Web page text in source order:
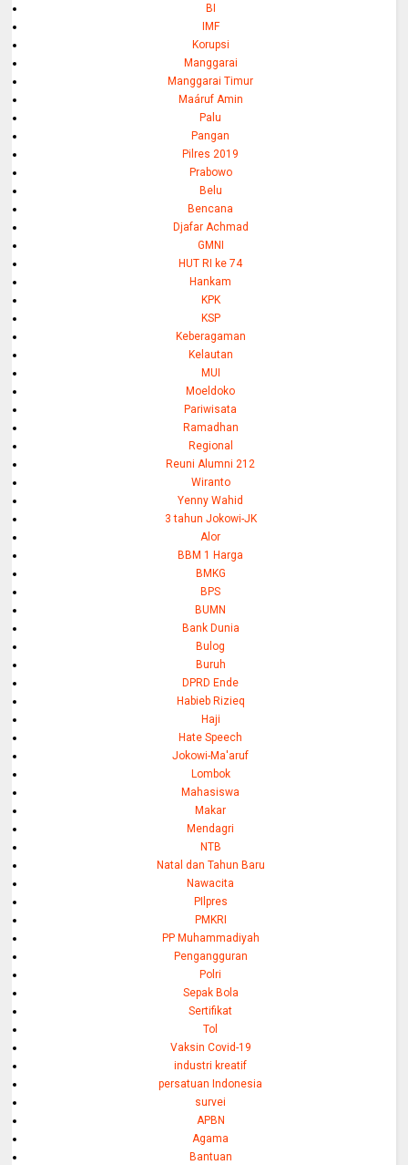
BI
IMF
Korupsi
Manggarai
Manggarai Timur
Maáruf Amin
Palu
Pangan
Pilres 2019
Prabowo
Belu
Bencana
Djafar Achmad
GMNI
HUT RI ke 74
Hankam
KPK
KSP
Keberagaman
Kelautan
MUI
Moeldoko
Pariwisata
Ramadhan
Regional
Reuni Alumni 212
Wiranto
Yenny Wahid
3 tahun Jokowi-JK
Alor
BBM 1 Harga
BMKG
BPS
BUMN
Bank Dunia
Bulog
Buruh
DPRD Ende
Habieb Rizieq
Haji
Hate Speech
Jokowi-Ma'aruf
Lombok
Mahasiswa
Makar
Mendagri
NTB
Natal dan Tahun Baru
Nawacita
PIlpres
PMKRI
PP Muhammadiyah
Pengangguran
Polri
Sepak Bola
Sertifikat
Tol
Vaksin Covid-19
industri kreatif
persatuan Indonesia
survei
APBN
Agama
Bantuan